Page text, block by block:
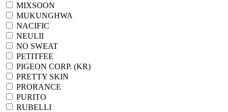
MIXSOON
MUKUNGHWA
NACIFIC
NEULII
NO SWEAT
PETITFEE
PIGEON CORP. (KR)
PRETTY SKIN
PRORANCE
PURITO
RUBELLI